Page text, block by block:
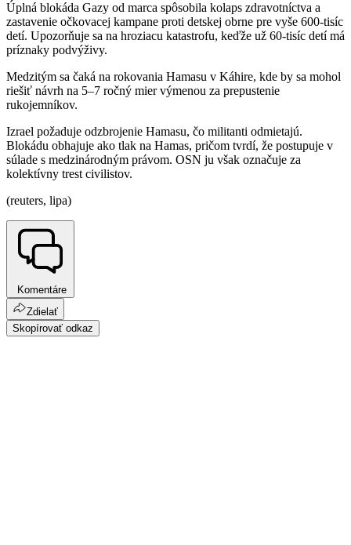
Úplná blokáda Gazy od marca spôsobila kolaps zdravotníctva a
zastavenie očkovacej kampane proti detskej obrne pre vyše 600-tisíc
detí. Upozorňuje sa na hroziacu katastrofu, keďže už 60-tisíc detí má
príznaky podvýživy.
Medzitým sa čaká na rokovania Hamasu v Káhire, kde by sa mohol
riešiť návrh na 5–7 ročný mier výmenou za prepustenie
rukojemníkov.
Izrael požaduje odzbrojenie Hamasu, čo militanti odmietajú.
Blokádu obhajuje ako tlak na Hamas, pričom tvrdí, že postupuje v
súlade s medzinárodným právom. OSN ju však označuje za
kolektívny trest civilistov.
(reuters, lipa)
Komentáre
Zdielať
Skopírovať odkaz